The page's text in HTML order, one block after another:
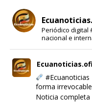
Periódico digital
nacional e
#Ecuanoticias
forma
Noticia completa